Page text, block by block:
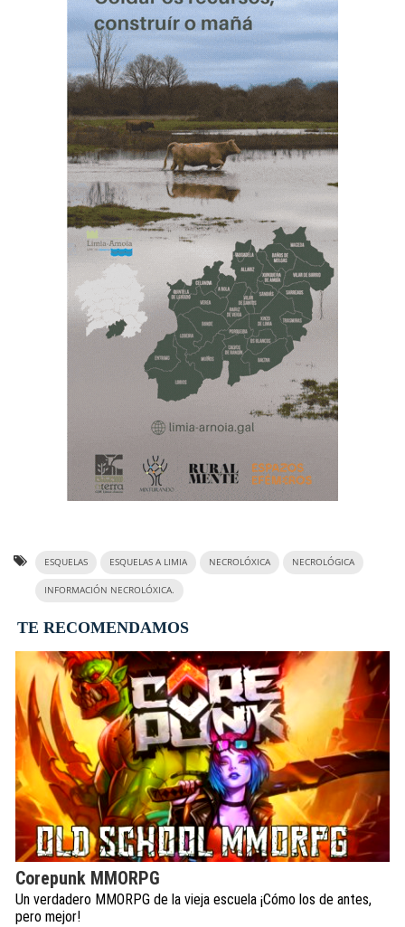
ESQUELAS ESQUELAS A LIMIA NECROLÓXICA NECROLÓGICA
INFORMACIÓN NECROLÓXICA.
TE RECOMENDAMOS
Corepunk MMORPG
Un verdadero MMORPG de la vieja escuela ¡Cómo los de antes,
pero mejor!